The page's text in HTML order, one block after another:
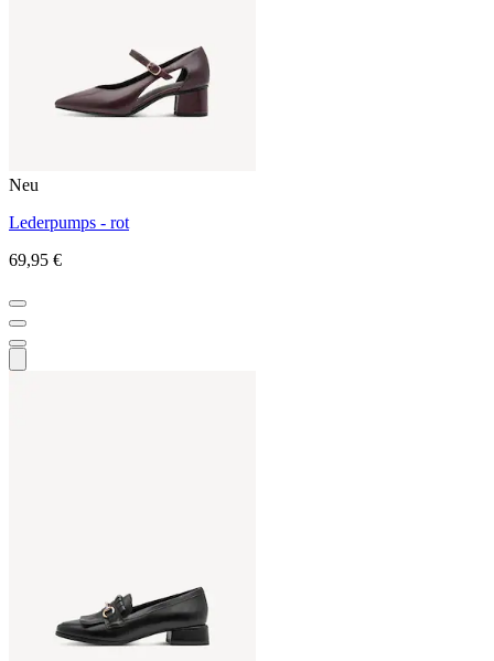
Neu
Lederpumps - rot
69,95 €